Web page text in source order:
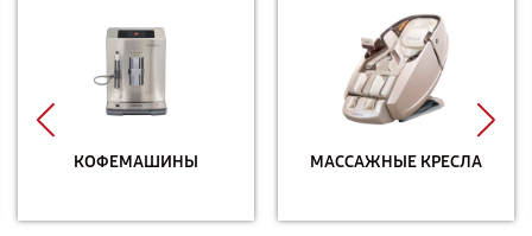
КОФЕМАШИНЫ МАССАЖНЫЕ КРЕСЛА